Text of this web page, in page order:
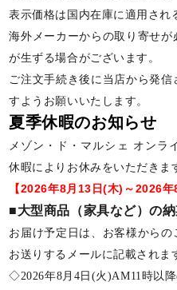
表示価格は国内在庫に適用され
海外メーカーからの取り寄せ
が生ずる場合がございます。
ご注文手続き後に当店から発
すようお願いいたします。
夏季休暇のお知らせ
メゾン・ド・マルシェ オンラ
休暇によりお休みをいただきま
【2026年8月13日(木)～2026年
■大型商品（家具など）の
お届け予定日は、お客様から
お送りするメールに記載されま
◇2026年8月4日(火)AM11時以降